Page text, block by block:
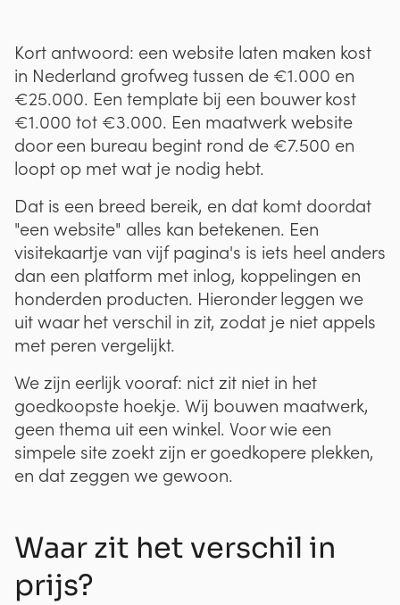
Kort antwoord: een website laten maken kost
in Nederland grofweg tussen de €1.000 en
€25.000. Een template bij een bouwer kost
€1.000 tot €3.000. Een maatwerk website
door een bureau begint rond de €7.500 en
loopt op met wat je nodig hebt.
Dat is een breed bereik, en dat komt doordat
"een website" alles kan betekenen. Een
visitekaartje van vijf pagina's is iets heel anders
dan een platform met inlog, koppelingen en
honderden producten. Hieronder leggen we
uit waar het verschil in zit, zodat je niet appels
met peren vergelijkt.
We zijn eerlijk vooraf: nict zit niet in het
goedkoopste hoekje. Wij bouwen maatwerk,
geen thema uit een winkel. Voor wie een
simpele site zoekt zijn er goedkopere plekken,
en dat zeggen we gewoon.
Waar zit het verschil in
prijs?